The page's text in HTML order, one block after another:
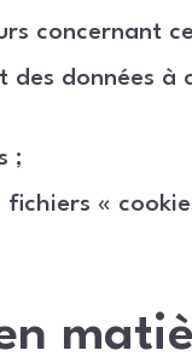
concernant
données à
;
«